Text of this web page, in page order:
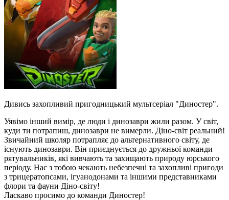
Дивись захопливий пригодницький мультсеріал "Диностер".
Уявімо інший вимір, де люди і динозаври жили разом. У світ,
куди ти потрапиш, динозаври не вимерли. Діно-світ реальний!
Звичайний школяр потрапляє до альтернативного світу, де
існують динозаври. Він приєднується до дружньої команди
рятувальників, які вивчають та захищають природу юрського
періоду. Нас з тобою чекають небезпечні та захопливі пригоди
з трицератопсами, ігуанодонами та іншими представниками
флори та фауни Діно-світу!
Ласкаво просимо до команди Диностер!